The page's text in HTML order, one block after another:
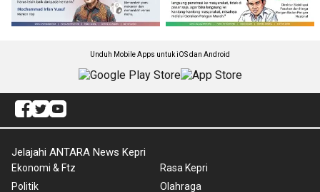
Unduh Mobile Apps untuk iOS dan Android
Jelajahi ANTARA News Kepri
Ekonomi & Ftz
Politik
Rasa Kepri
Olahraga